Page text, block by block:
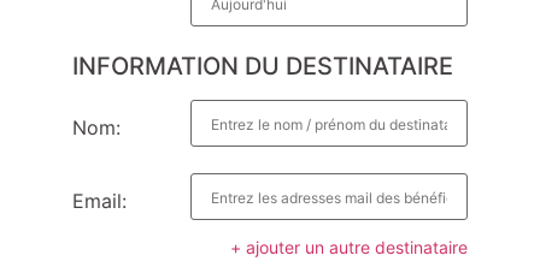
INFORMATION DU DESTINATAIRE
Nom:
Email:
+ ajouter un autre destinataire